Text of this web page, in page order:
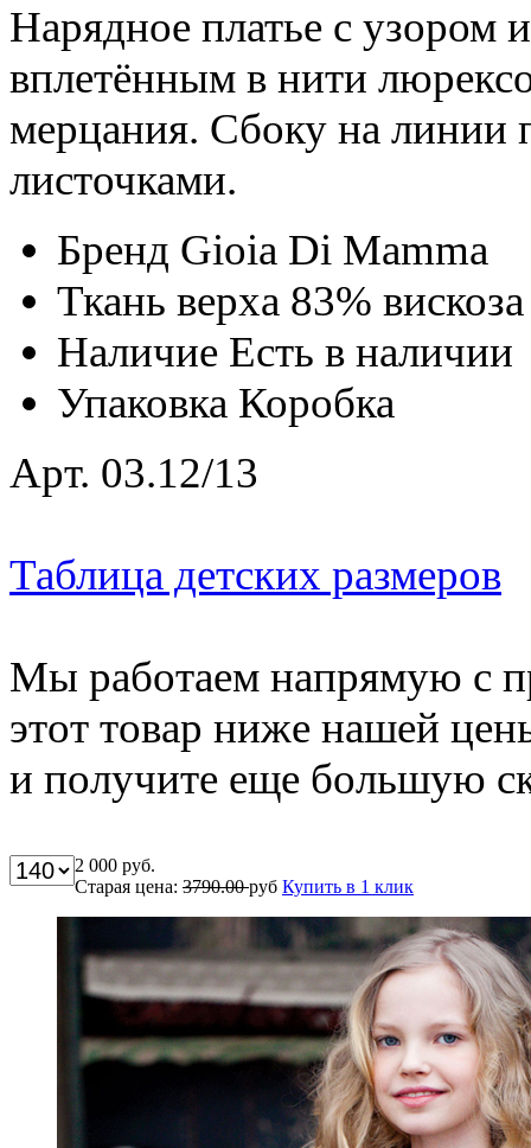
Нарядное платье с узором
вплетённым в нити
мерцания. Сбоку на линии
листочками.
Бренд Gioia Di Mamma
Ткань верха 83%
Наличие Есть в наличии
Упаковка Коробка
Арт. 03.12/13
Таблица детских размеров
Мы работаем напрямую с
этот товар ниже нашей
и получите еще большую
2 000 руб.
Старая цена: 3790.00руб Купить в 1 клик